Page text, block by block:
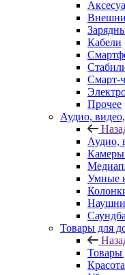
Кабели
Смарт-
Прочее
Аудио,
Аудио,
Камеры
Умные
Товары для
Товары